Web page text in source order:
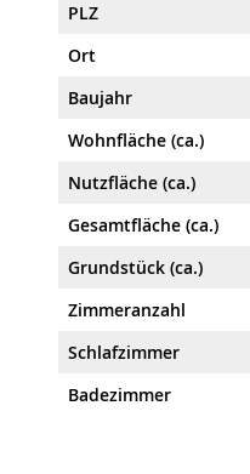
PLZ
Ort
Baujahr
Wohnfläche (ca.)
Nutzfläche (ca.)
Gesamtfläche (ca.)
Grundstück (ca.)
Zimmeranzahl
Schlafzimmer
Badezimmer